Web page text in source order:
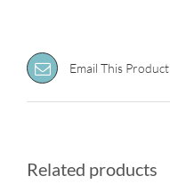
Email This Product
Related products